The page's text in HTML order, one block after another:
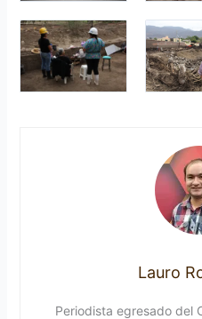
Lauro
Periodista egresado del